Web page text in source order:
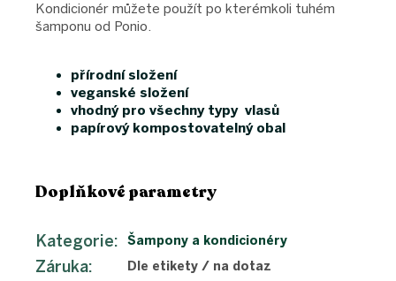
Kondicionér můžete použít po kterémkoli tuhém
šamponu od Ponio.
přírodní složení
veganské složení
vhodný pro všechny typy vlasů
papírový kompostovatelný obal
Doplňkové parametry
Kategorie: Šampony a kondicionéry
Záruka: Dle etikety / na dotaz